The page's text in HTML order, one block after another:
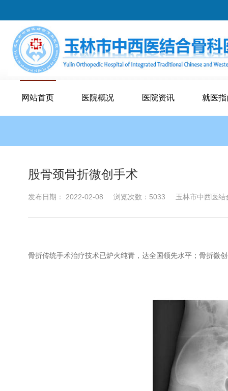
网站首页 医院概况 医院资讯 就医
股骨颈骨折微创手术
发布日期： 2022-02-08 浏览次数：5033 玉林市中西医结
骨折传统手术治疗技术已炉火纯青，达全国领先水平；骨折微